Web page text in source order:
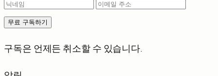
무료 구독하기
구독은 언제든 취소할 수 있습니다.